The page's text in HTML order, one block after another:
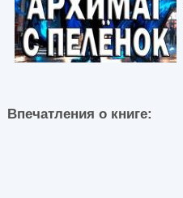
Впечатления о книге: